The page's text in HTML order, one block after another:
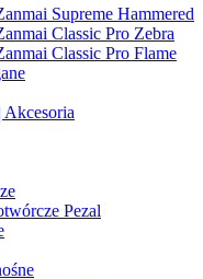
Supreme Hammered
Classic Pro Zebra
Classic Pro Flame
Akcesoria
Pezal